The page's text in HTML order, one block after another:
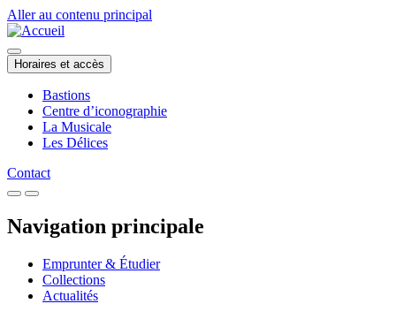
Aller au contenu principal
Horaires et accès
Bastions
Centre d’iconographie
La Musicale
Les Délices
Contact
Navigation principale
Emprunter & Étudier
Collections
Actualités